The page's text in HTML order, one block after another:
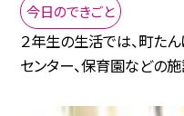
今日のできごと
２年生の生活では、町た
センター、保育園などの